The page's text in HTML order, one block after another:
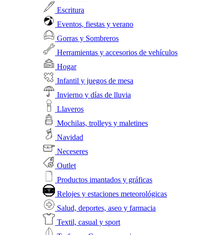
Escritura
Eventos, fiestas y verano
Gorras y Sombreros
Herramientas y accesorios de vehículos
Hogar
Infantil y juegos de mesa
Invierno y días de lluvia
Llaveros
Mochilas, trolleys y maletines
Navidad
Neceseres
Outlet
Productos imantados y gráficas
Relojes y estaciones meteorológicas
Salud, deportes, aseo y farmacia
Textil, casual y sport